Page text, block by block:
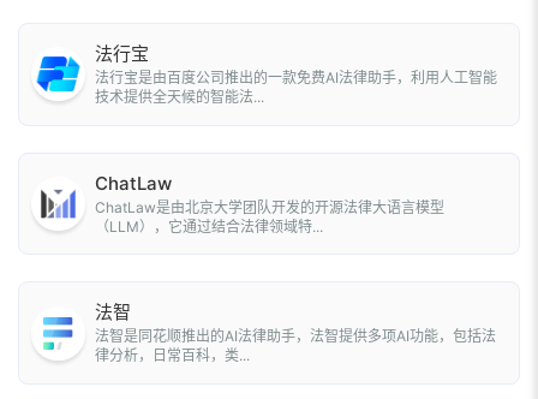
法行宝
法行宝是由百度公司推出的一款免费AI法律助手，利用人工智能
技术提供全天候的智能法...
ChatLaw
ChatLaw是由北京大学团队开发的开源法律大语言模型
（LLM），它通过结合法律领域特...
法智
法智是同花顺推出的AI法律助手，法智提供多项AI功能，包括法
律分析，日常百科，类...